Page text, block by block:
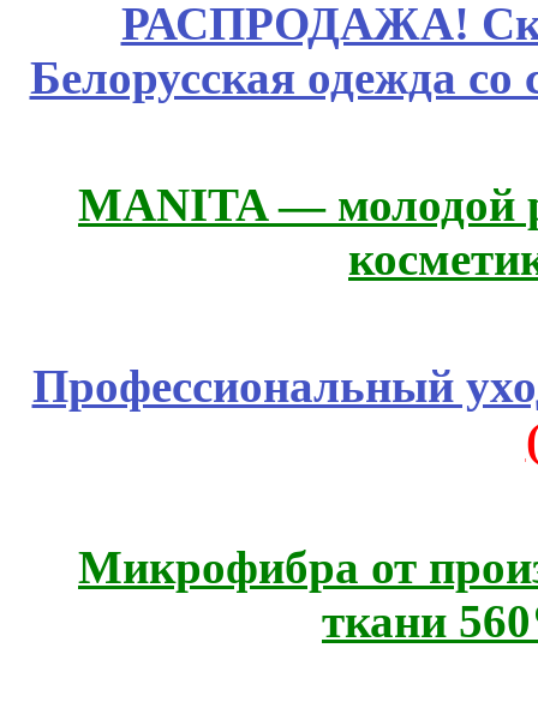
РАСПРОДАЖА!
Белорусская одежда
MANITA — молодой
Профессиональный
Микрофибра от
ткани